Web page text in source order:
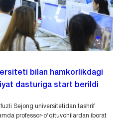
bilan hamkorlikdagi
dasturiga start berildi
Sejong universitetidan tashrif
professor-o‘qituvchilardan iborat